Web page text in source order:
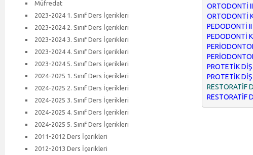
Müfredat
2023-2024 1. Sınıf Ders İçerikleri
2023-2024 2. Sınıf Ders İçerikleri
2023-2024 3. Sınıf Ders İçerikleri
2023-2024 4. Sınıf Ders İçerikleri
2023-2024 5. Sınıf Ders İçerikleri
2024-2025 1. Sınıf Ders İçerikleri
2024-2025 2. Sınıf Ders İçerikleri
2024-2025 3. Sınıf Ders İçerikleri
2024-2025 4. Sınıf Ders İçerikleri
2024-2025 5. Sınıf Ders İçerikleri
2011-2012 Ders İçerikleri
2012-2013 Ders İçerikleri
ORTODONTİ II
ORTODONTİ
PEDODONTİ II
PEDODONTİ
PROTETİK
PROTETİK
RESTORATİF
RESTORATİF